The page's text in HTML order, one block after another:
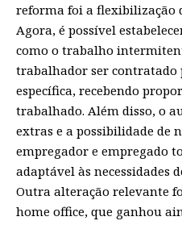
reforma foi a flexibilização
Agora, é possível
como o trabalho
trabalhador ser
específica, recebendo
trabalhado. Além disso, o
extras e a possibilidade de
empregador e empregado
adaptável às necessidades
Outra alteração relevante
home office, que ganhou